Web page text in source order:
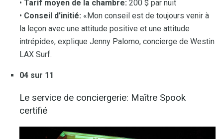
• Tarif moyen de la chambre: 200 $ par nuit
• Conseil d'initié: «Mon conseil est de toujours venir à
la leçon avec une attitude positive et une attitude
intrépide», explique Jenny Palomo, concierge de Westin
LAX Surf.
04 sur 11
Le service de conciergerie: Maître Spook
certifié